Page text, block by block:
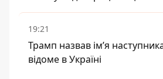
19:21
Трамп назвав імʼя
відоме в Україні